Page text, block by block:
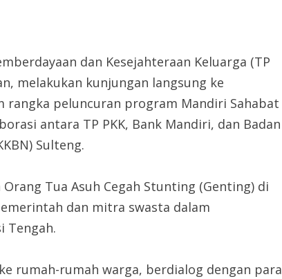
dan Kesejahteraan Keluarga (TP
melakukan kunjungan langsung ke
rangka peluncuran program Mandiri Sahabat
antara TP PKK, Bank Mandiri, dan Badan
Sulteng.
Tua Asuh Cegah Stunting (Genting) di
dan mitra swasta dalam
Tengah.
rumah-rumah warga, berdialog dengan para